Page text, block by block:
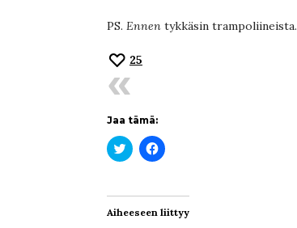
PS. Ennen tykkäsin trampoliineista.
25
Jaa tämä:
Jaa
Twitterissä(Avautuu
Jaa
Facebookissa(Avautuu
Aiheeseen liittyy